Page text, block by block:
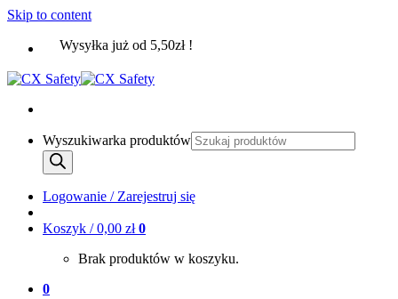
Skip to content
Wysyłka już od 5,50zł !
Wyszukiwarka produktów
Logowanie / Zarejestruj się
Koszyk /0,00 zł 0
Brak produktów w koszyku.
0